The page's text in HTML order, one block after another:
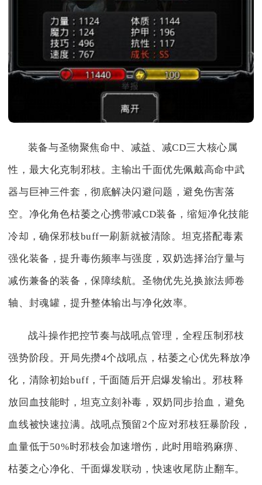
装备与圣物聚焦命中、减益、减CD三大核心属
性，最大化克制邪枝。主输出千面优先佩戴高命中武
器与巨神三件套，彻底解决闪避问题，避免伤害落
空。净化角色枯萎之心携带减CD装备，缩短净化技能
冷却，确保邪枝buff一刷新就被清除。坦克搭配毒素
强化装备，提升毒伤频率与强度，双奶选择治疗量与
减伤兼备的装备，保障续航。圣物优先兑换旅法师卷
轴、封魂罐，提升整体输出与净化效率。
战斗操作把控节奏与战吼点管理，全程压制邪枝
强势阶段。开局先攒4个战吼点，枯萎之心优先释放净
化，清除初始buff，千面随后开启爆发输出。邪枝释
放回血技能时，坦克立刻补毒，双奶同步抬血，避免
血线被快速拉满。战吼点预留2个应对邪枝狂暴阶段，
血量低于50%时邪枝会加速增伤，此时用暗鸦麻痹、
枯萎之心净化、千面爆发联动，快速收尾防止翻车。